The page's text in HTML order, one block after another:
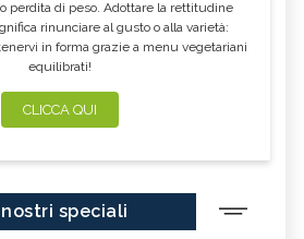
perdita di peso. Adottare la rettitudine
rinunciare al gusto o alla varietà:
in forma grazie a menu vegetariani
equilibrati!
CLICCA QUI
nostri speciali